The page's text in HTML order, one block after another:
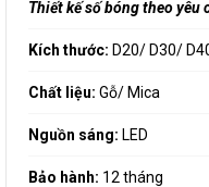
Thiết kế số bóng theo yêu
Kích thước: D20/ D30/
Chất liệu: Gỗ/ Mica
Nguồn sáng: LED
Bảo hành: 12 tháng